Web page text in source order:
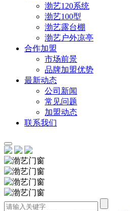
渤艺120系统
渤艺100型
渤艺露台棚
渤艺户外凉亭
合作加盟
市场前景
品牌加盟优势
最新动态
公司新闻
常见问题
加盟动态
联系我们